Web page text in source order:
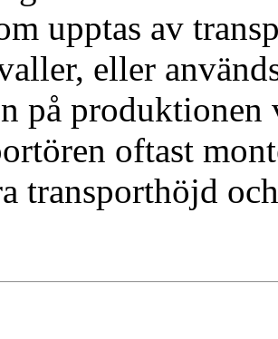
upptas av
eller
på
oftast
transporthöjd